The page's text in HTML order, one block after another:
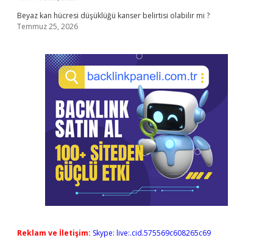
Beyaz kan hücresi düşüklüğü kanser belirtisi olabilir mi ?
Temmuz 25, 2026
Reklam ve İletişim: Skype: live:.cid.575569c608265c69